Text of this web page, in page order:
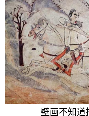
壁画不知道